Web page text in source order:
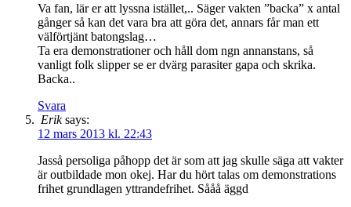
Va fan, lär er att lyssna istället,.. Säger vakten ”backa” x antal
gånger så kan det vara bra att göra det, annars får man ett
välförtjänt batongslag…
Ta era demonstrationer och håll dom ngn annanstans, så
vanligt folk slipper se er dvärg parasiter gapa och skrika.
Backa..
Svara
Erik says:
12 mars 2013 kl. 22:43
Jasså persoliga påhopp det är som att jag skulle säga att vakter
är outbildade mon okej. Har du hört talas om demonstrations
frihet grundlagen yttrandefrihet. Sååå äggd